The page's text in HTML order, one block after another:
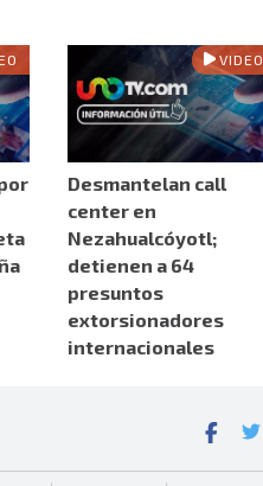
VIDEO
Desmantelan call
center en
Nezahualcóyotl;
detienen a 64
presuntos
extorsionadores
internacionales